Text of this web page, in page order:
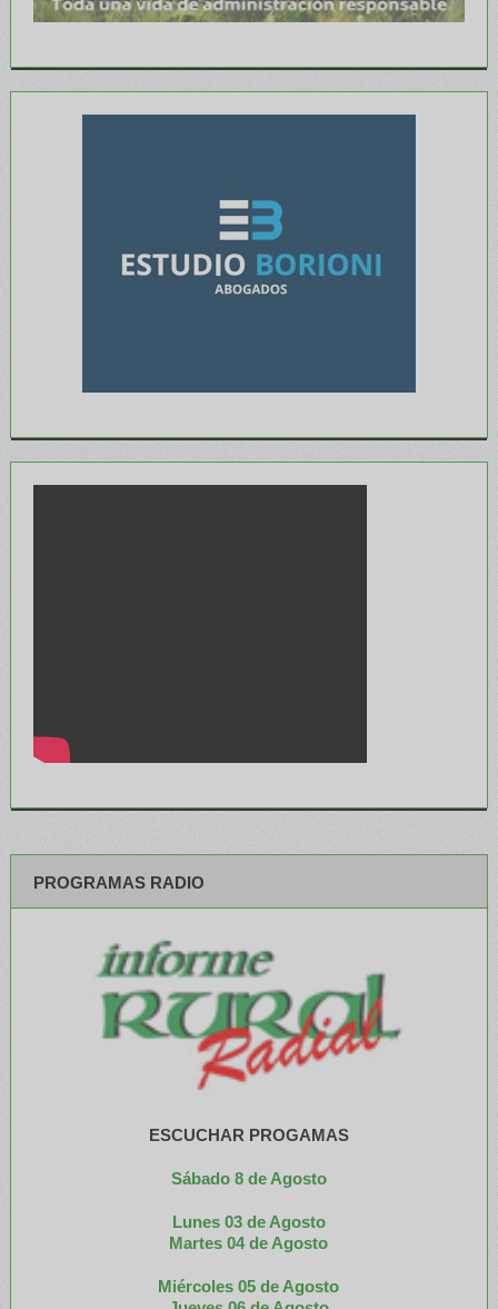
PROGRAMAS RADIO
ESCUCHAR PROGAMAS
Sábado 8 de Agosto
Lunes 03 de Agosto
Martes 04 de Agosto
Miércoles 05 de Agosto